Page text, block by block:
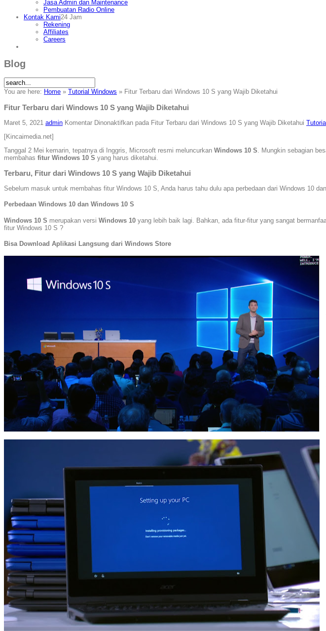
Jasa Admin dan Maintenance
Pembuatan Radio Online
Kontak Kami24 Jam
Rekening
Affiliates
Careers
Blog
You are here: Home » Tutorial Windows » Fitur Terbaru dari Windows 10 S yang Wajib Diketahui
Fitur Terbaru dari Windows 10 S yang Wajib Diketahui
Maret 5, 2021 admin Komentar Dinonaktifkan pada Fitur Terbaru dari Windows 10 S yang Wajib Diketahui
[Kincaimedia.net]
Tanggal 2 Mei kemarin, tepatnya di Inggris, Microsoft resmi meluncurkan Windows 10 S . Mungkin sebagian
membahas fitur Windows 10 S yang harus diketahui.
Terbaru, Fitur dari Windows 10 S yang Wajib Diketahui
Sebelum masuk untuk membahas fitur Windows 10 S, Anda harus tahu dulu apa perbedaan dari Windows 10
Perbedaan Windows 10 dan Windows 10 S
Windows 10 S merupakan versi Windows 10 yang lebih baik lagi. Bahkan, ada fitur-fitur yang sangat
fitur Windows 10 S ?
Bisa Download Aplikasi Langsung dari Windows Store